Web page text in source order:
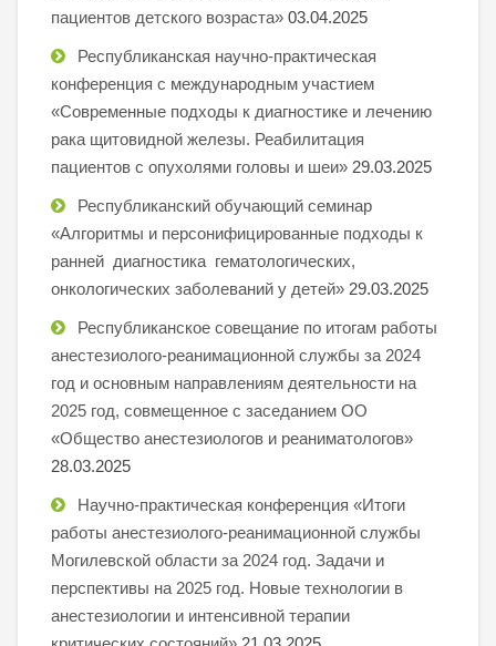
пациентов детского возраста» 03.04.2025
Республиканская научно-практическая
конференция с международным участием
«Современные подходы к диагностике и лечению
рака щитовидной железы. Реабилитация
пациентов с опухолями головы и шеи» 29.03.2025
Республиканский обучающий семинар
«Алгоритмы и персонифицированные подходы к
ранней диагностика гематологических,
онкологических заболеваний у детей» 29.03.2025
Республиканское совещание по итогам работы
анестезиолого-реанимационной службы за 2024
год и основным направлениям деятельности на
2025 год, совмещенное с заседанием ОО
«Общество анестезиологов и реаниматологов»
28.03.2025
Научно-практическая конференция «Итоги
работы анестезиолого-реанимационной службы
Могилевской области за 2024 год. Задачи и
перспективы на 2025 год. Новые технологии в
анестезиологии и интенсивной терапии